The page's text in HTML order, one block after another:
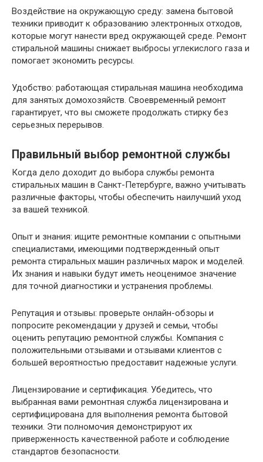
Воздействие на окружающую среду: замена бытовой
техники приводит к образованию электронных отходов,
которые могут нанести вред окружающей среде. Ремонт
стиральной машины снижает выбросы углекислого газа и
помогает экономить ресурсы.
Удобство: работающая стиральная машина необходима
для занятых домохозяйств. Своевременный ремонт
гарантирует, что вы сможете продолжать стирку без
серьезных перерывов.
Правильный выбор ремонтной службы
Когда дело доходит до выбора службы ремонта
стиральных машин в Санкт-Петербурге, важно учитывать
различные факторы, чтобы обеспечить наилучший уход
за вашей техникой.
Опыт и знания: ищите ремонтные компании с опытными
специалистами, имеющими подтвержденный опыт
ремонта стиральных машин различных марок и моделей.
Их знания и навыки будут иметь неоценимое значение
для точной диагностики и устранения проблемы.
Репутация и отзывы: проверьте онлайн-обзоры и
попросите рекомендации у друзей и семьи, чтобы
оценить репутацию ремонтной службы. Компания с
положительными отзывами и отзывами клиентов с
большей вероятностью предоставит надежные услуги.
Лицензирование и сертификация. Убедитесь, что
выбранная вами ремонтная служба лицензирована и
сертифицирована для выполнения ремонта бытовой
техники. Эти полномочия демонстрируют их
приверженность качественной работе и соблюдение
стандартов безопасности.